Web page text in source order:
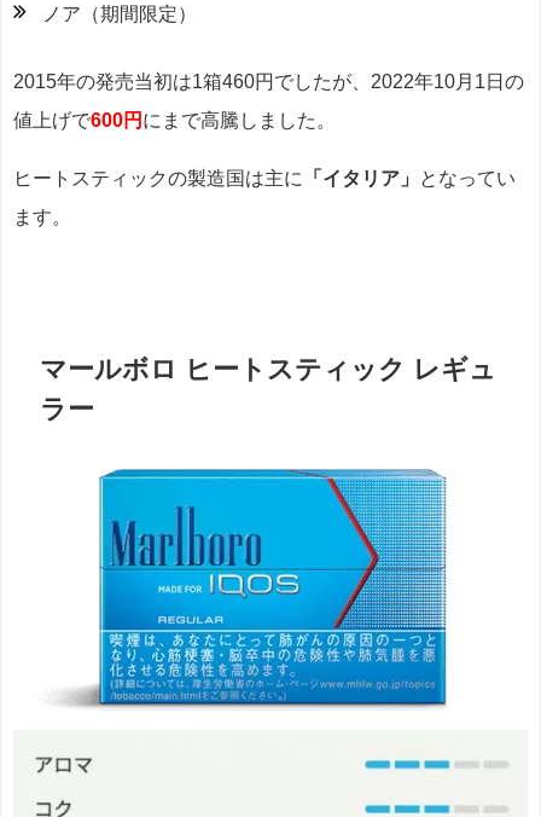
ノア（期間限定）
2015年の発売当初は1箱460円でしたが、2022年10月1日の
値上げで600円 にまで高騰しました。
ヒートスティックの製造国は主に 「イタリア」
となってい
ます。
マールボロ ヒートスティック レギュ
ラー